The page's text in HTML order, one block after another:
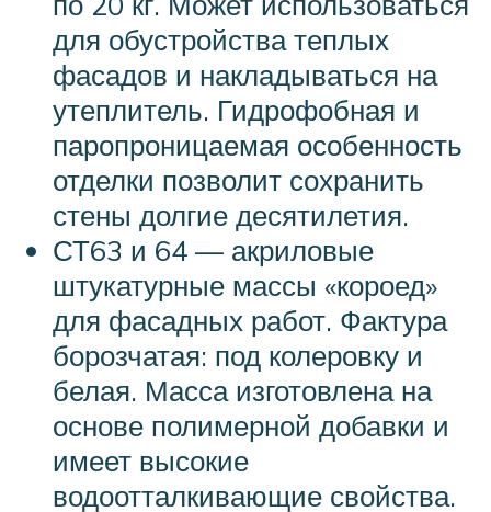
для обустройства теплых
фасадов и накладываться на
утеплитель. Гидрофобная и
паропроницаемая особенность
отделки позволит сохранить
стены долгие десятилетия.
СТ63 и 64 — акриловые
штукатурные массы «короед»
для фасадных работ. Фактура
борозчатая: под колеровку и
белая. Масса изготовлена на
основе полимерной добавки и
имеет высокие
водоотталкивающие свойства.